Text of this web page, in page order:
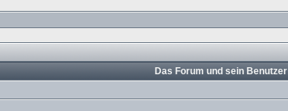
Das Forum und sein Benutzer